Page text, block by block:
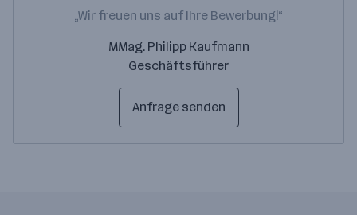
„Wir freuen uns auf Ihre Bewerbung!“
MMag. Philipp Kaufmann
Geschäftsführer
Anfrage senden